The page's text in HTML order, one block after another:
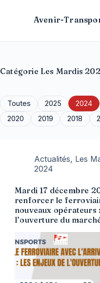
Avenir-
Catégorie Les Mardis
Toutes 2025 2024
2020
2019 2018
Actualités, Les
2024
Mardi 17 décembre
renforcer le
nouveaux opérateurs
l’ouverture du